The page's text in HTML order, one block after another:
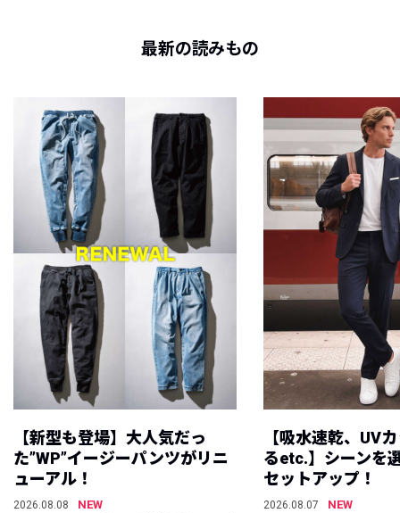
最新の読みもの
【新型も登場】大人気だっ
た”WP”イージーパンツがリニ
ューアル！
2026.08.08
NEW
【吸水速乾、UV
るetc.】シーンを
セットアップ！
2026.08.07
NEW